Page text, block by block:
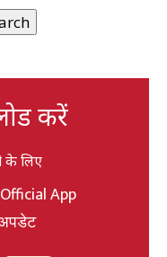
करें
के लिए
App